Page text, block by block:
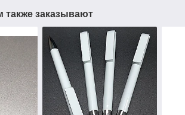
также заказывают